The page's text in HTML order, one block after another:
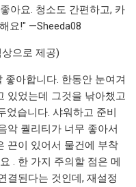
아요. 청소도 간편하고, 카
요!" —Sheeda08
상으로 제공)
좋아합니다. 한동안 눈여겨
있었는데 그것을 낚아챘고
었습니다. 샤워하고 준비
악 퀄리티가 너무 좋아서
끈이 있어서 물건에 부착
. 한 가지 주의할 점은 메
결된다는 것인데, 재설정